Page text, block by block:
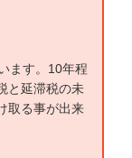
ます。10年程
と延滞税の未
取る事が出来